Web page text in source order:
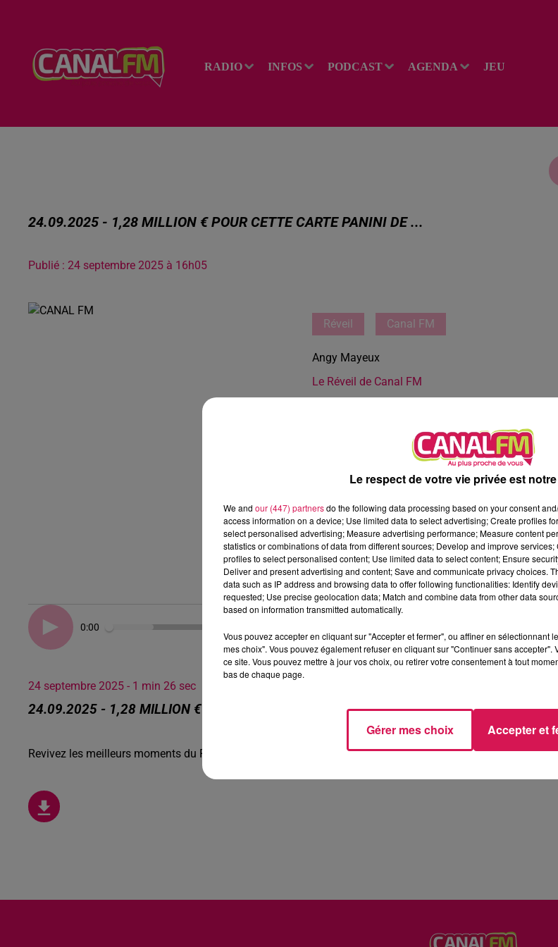
RADIO INFOS PODCAST AGENDA JEU
24.09.2025 - 1,28 MILLION € POUR CETTE CARTE PANINI DE ...
Publié : 24 septembre 2025 à 16h05
Réveil Canal FM
Angy Mayeux
Le Réveil de Canal FM
0:00
24 septembre 2025 - 1 min 26 sec
24.09.2025 - 1,28 MILLION € POUR CETTE CARTE PANINI DE ...
Revivez les meilleurs moments du Réveil de Canal FM
Le respect de votre vie privée est
We and our (447) partnersdo the following data processing based on your consent
access information on a device; Use limited data to select advertising; Create profiles
select personalised advertising; Measure advertising performance; Measure content
statistics or combinations of data from different sources; Develop and improve
profiles to select personalised content; Use limited data to select content; Ensure
Deliver and present advertising and content; Save and communicate privacy choices.
data such as IP address and browsing data to offer following functionalities: Identify
requested; Use precise geolocation data; Match and combine data from other data
based on information transmitted automatically.
Vous pouvez accepter en cliquant sur "Accepter et fermer", ou affiner en sélectionnant
mes choix". Vous pouvez également refuser en cliquant sur "Continuer sans
ce site. Vous pouvez mettre à jour vos choix, ou retirer votre consentement à tout
bas de chaque page.
Gérer mes choix Accepter et